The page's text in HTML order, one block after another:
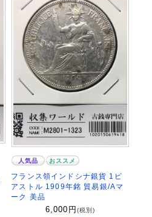
人気品 おススメ
フランス領インドシナ銀貨 1ピ
アストル 1909年銘 貿易銀/Aマ
ーク 美品
6,000 円 (税別)